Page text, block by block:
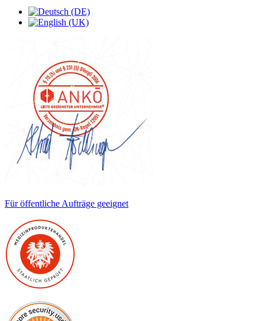
Für öffentliche Aufträge geeignet